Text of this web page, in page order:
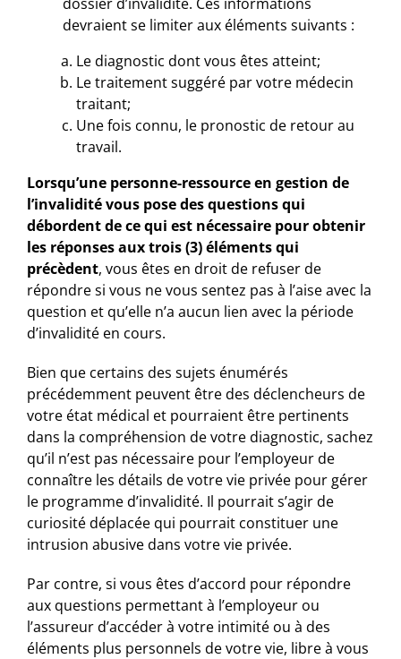
devraient se limiter aux éléments suivants :
Le diagnostic dont vous êtes atteint;
Le traitement suggéré par votre médecin
traitant;
Une fois connu, le pronostic de retour au
travail.
Lorsqu’une personne-ressource en gestion de
l’invalidité vous pose des questions qui
débordent de ce qui est nécessaire pour obtenir
les réponses aux trois (3) éléments qui
précèdent, vous êtes en droit de refuser de
répondre si vous ne vous sentez pas à l’aise avec la
question et qu’elle n’a aucun lien avec la période
d’invalidité en cours.
Bien que certains des sujets énumérés
précédemment peuvent être des déclencheurs de
votre état médical et pourraient être pertinents
dans la compréhension de votre diagnostic, sachez
qu’il n’est pas nécessaire pour l’employeur de
connaître les détails de votre vie privée pour gérer
le programme d’invalidité. Il pourrait s’agir de
curiosité déplacée qui pourrait constituer une
intrusion abusive dans votre vie privée.
Par contre, si vous êtes d’accord pour répondre
aux questions permettant à l’employeur ou
l’assureur d’accéder à votre intimité ou à des
éléments plus personnels de votre vie, libre à vous